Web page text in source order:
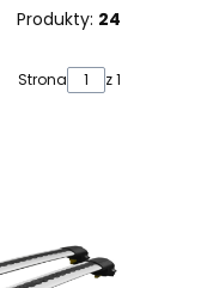
Produkty: 24
Strona z 1